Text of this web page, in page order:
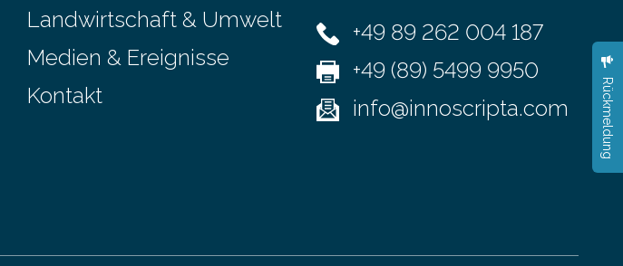
Landwirtschaft & Umwelt
Medien & Ereignisse
Kontakt
+49 89 262 004 187
+49 (89) 5499 9950
info@innoscripta.com
Rückmeldung